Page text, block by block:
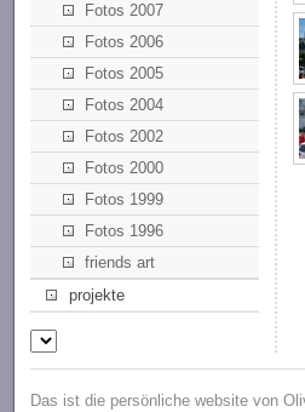
Fotos 2007
Fotos 2006
Fotos 2005
Fotos 2004
Fotos 2002
Fotos 2000
Fotos 1999
Fotos 1996
friends art
projekte
Das ist die persönliche website von